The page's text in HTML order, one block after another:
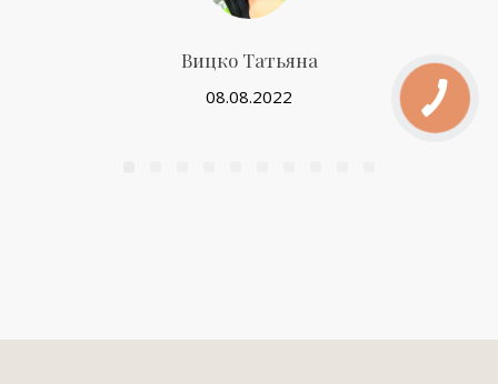
Вицко Татьяна
08.08.2022